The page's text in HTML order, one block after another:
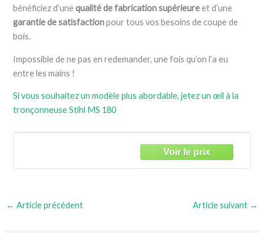
bénéficiez d’unequalité de fabrication supérieureet d’une
garantie de satisfactionpour tous vos besoins de coupe de
bois.
Impossible de ne pas en redemander, une fois qu’on l’a eu
entre les mains !
Si vous souhaitez un modèle plus abordable, jetez un œil à la
tronçonneuse Stihl MS 180
← Article précédent Article suivant →